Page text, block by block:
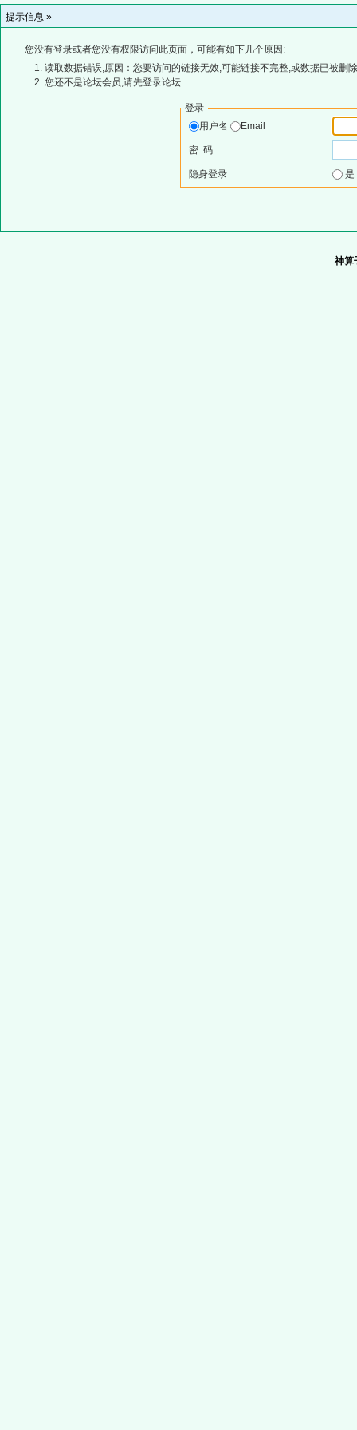
提示信息 »
您没有登录或者您没有权限访问此页面，可能有如下几个原因:
读取数据错误,原因：您要访问的链接无效,可能链接不完整,或数据已被删
您还不是论坛会员,请先登录论坛
登录
用户名
Email
密 码
隐身登录
神算